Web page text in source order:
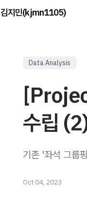
김지민(kjmn1105)
Data Analysis
수립
기존 '좌석 그룹
Oct 04, 2023